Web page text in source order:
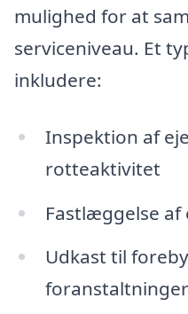
mulighed for at
serviceniveau. Et
inkludere:
Inspektion af
rotteaktivitet
Fastlæggelse
Udkast til
foranstaltninger